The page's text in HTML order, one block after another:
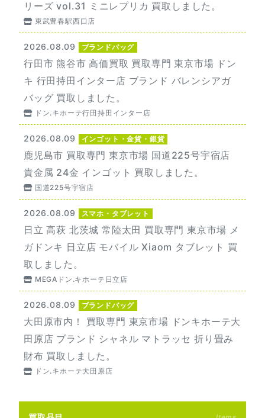
リーズ vol.31 ミニレプリカ 買取しました。
東武豊春駅西口店
2026.08.09 ブランドバッグ
行田市 熊谷市 高価買取 買取専門 東京市場 ドン
キ 行田持田インター店 ブランド バレンシアガ
バッグ 買取しました。
ドン.キホーテ行田持田インター店
2026.08.09 インゴット・金貨・銀貨
鹿児島市 買取専門 東京市場 国道225号宇宿店
貴金属 24金 インゴット 買取しました。
国道225号宇宿店
2026.08.09 スマホ・タブレット
日立 高萩 北茨城 常陸太田 買取専門 東京市場 メ
ガドンキ 日立店 モバイル Xiaom タブレット 買
取しました。
MEGAドン.キホーテ日立店
2026.08.09 ブランドバッグ
大田原市内！ 買取専門 東京市場 ドンキホーテ大
田原店 ブランド シャネル マトラッセ 折り畳み
財布 買取しました。
ドン.キホーテ大田原店